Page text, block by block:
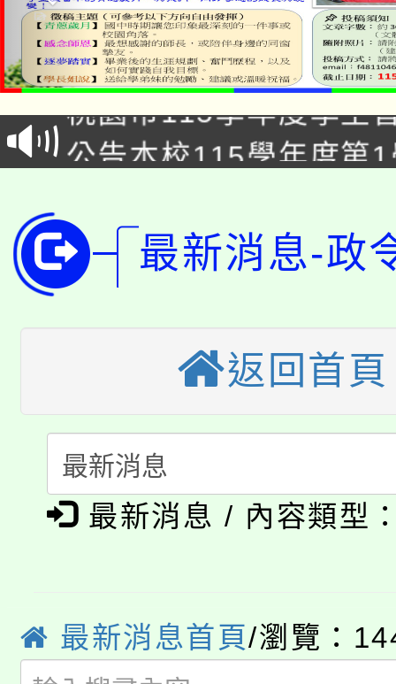
「2026金融保險知識
車」活動
桃園市115學年度學生
生本土語及新住民語歌
公告本校115學年度第
代理(課)教師甄選結果(
轉知中國文化大學推廣
《TA101》溝通分析基
程，歡迎學生輔導中心
心理、諮商輔導、社會
系所師生報名參加。
轉知苗栗縣政府辦理
縣市「校園短影音徵選
門員」簡章及活動海報
踴躍報名參加。
桃園市115學年度學生
「桃園市補助參觀特色
展演活動實施計畫」
115年度「教育部表揚
義教育推展貢獻獎」
「2026 ART TAIPEI臺
博覽會」之「藝術教育
「2026金融保險知識
桃園市115學年度學生
代理(課)教師甄選結果(
公告本校115學年度第
轉知中國文化大學推廣
最新消息-政
返回首頁
最新消息 / 內容類型
最新消息首頁/瀏覽：